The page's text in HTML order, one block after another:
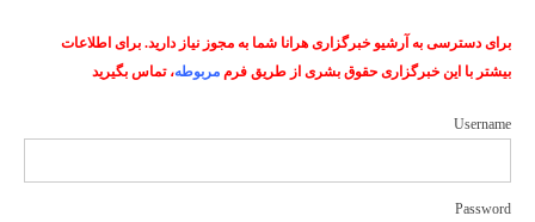
برای دسترسی به آرشیو خبرگزاری هرانا شما به مجوز نیاز دارید. برای اطلاعات
بیشتر با این خبرگزاری حقوق بشری از طریق فرم مربوطه، تماس بگیرید
Username
Password